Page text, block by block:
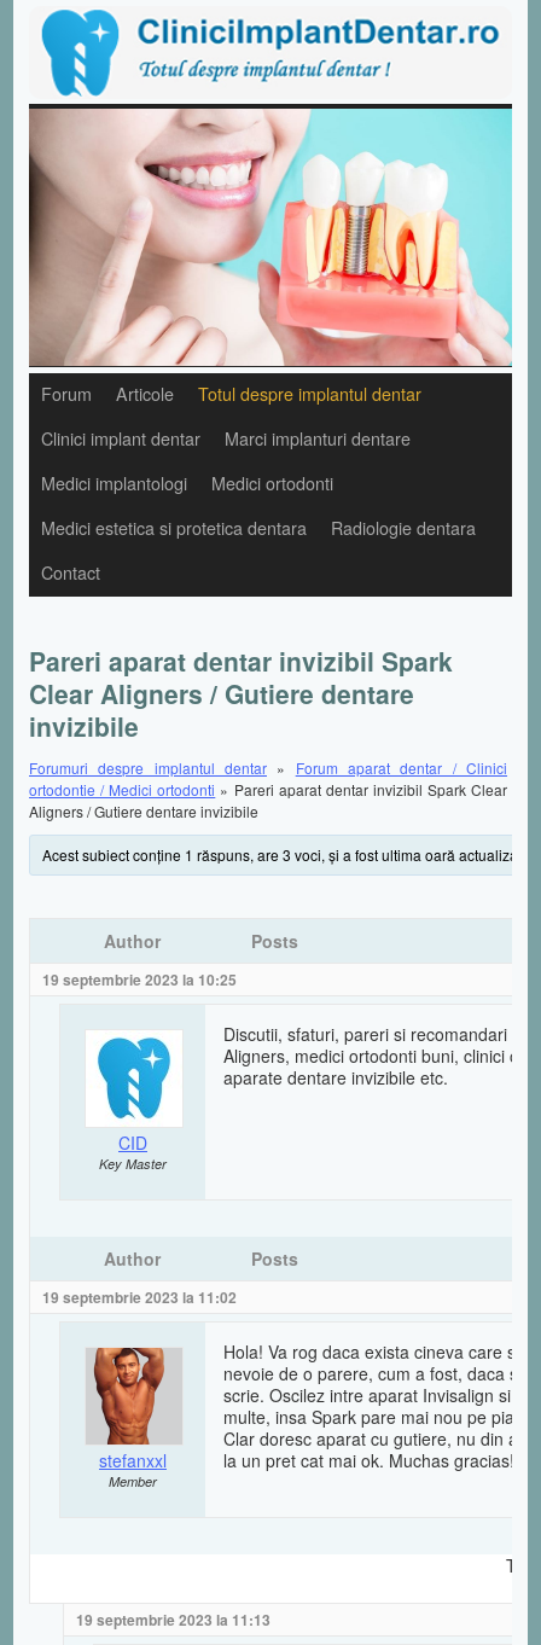
Forum Articole
Totul despre implantul dentar
Clinici implant dentar
Marci implanturi dentare
Medici implantologi
Medici ortodonti
Medici estetica si protetica dentara
Radiologie dentara
Contact
Pareri aparat dentar invizibil Spark
Clear Aligners / Gutiere dentare
invizibile
Forumuri despre implantul dentar »
Forum aparat dentar / Clinici
ortodontie / Medici ortodonti » Pareri aparat dentar invizibil Spark Clear
Aligners / Gutiere dentare invizibile
Acest subiect conţine 1 răspuns, are 3 voci, şi a fost ultima oară actualizat
Author Posts
Author Posts
19 septembrie 2023 la 10:25
CID
Key Master
Discutii, sfaturi, pareri si recomandari
Aligners, medici ortodonti buni, clinici
aparate dentare invizibile etc.
19 septembrie 2023 la 11:02
stefanxxl
Member
Hola! Va rog daca exista cineva care si-
nevoie de o parere, cum a fost, daca se
scrie. Oscilez intre aparat Invisalign si
multe, insa Spark pare mai nou pe piata
Clar doresc aparat cu gutiere, nu din
la un pret cat mai ok. Muchas gracias!
19 septembrie 2023 la 11:13